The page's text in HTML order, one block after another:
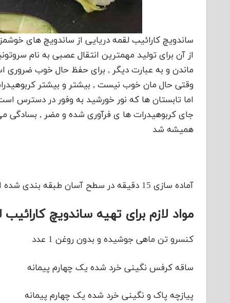
ساندویچ کارائیب لقمه دریایی از ساندویچ های
از آن برای تولید مهمترین انتقال عصبی به نام
ماندن و به عبارت دیگر , برای حفظ حال خوب ضروری
وقتی حال مان خوب نیست , بیشتر و بیشتر
اما تابستان ها که نور خورشید به وفور در دسترس
جای کربوهیدرات ها ی فرآوری شده و مضر , بسادگی
همیشه شد
آماده سازی 15 دقیقه در سطح آسان طبقه بندی شده است
مواد لازم برای تهیه ساندویچ کارائیب
کنسرو تن ماهی جوشیده و بدون روغن 1 عدد
ساقه کرفس نگینی خرد شده یک چهارم پیمانه
پیازچه پاک و نگینی خرد شده یک چهارم پیمانه